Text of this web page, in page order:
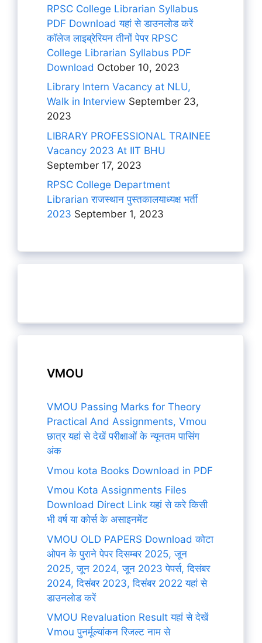
RPSC College Librarian Syllabus
PDF Download यहां से डाउनलोड करें
कॉलेज लाइब्रेरियन तीनों पेपर RPSC
College Librarian Syllabus PDF
Download October 10, 2023
Library Intern Vacancy at NLU,
Walk in Interview September 23,
2023
LIBRARY PROFESSIONAL TRAINEE
Vacancy 2023 At IIT BHU
September 17, 2023
RPSC College Department
Librarian राजस्थान पुस्तकालयाध्यक्ष भर्ती
2023 September 1, 2023
VMOU
VMOU Passing Marks for Theory
Practical And Assignments, Vmou
छात्र यहां से देखें परीक्षाओं के न्यूनतम पासिंग
अंक
Vmou kota Books Download in PDF
Vmou Kota Assignments Files
Download Direct Link यहां से करे किसी
भी वर्ष या कोर्स के असाइनमेंट
VMOU OLD PAPERS Download कोटा
ओपन के पुराने पेपर दिसम्बर 2025, जून
2025, जून 2024, जून 2023 पेपर्स, दिसंबर
2024, दिसंबर 2023, दिसंबर 2022 यहां से
डाउनलोड करें
VMOU Revaluation Result यहां से देखें
Vmou पुनर्मूल्यांकन रिजल्ट नाम से